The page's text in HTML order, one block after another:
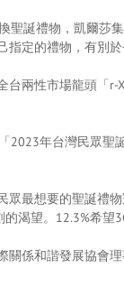
聖誕禮物，凱爾莎
定的禮物，有別
台兩性市場龍頭「
2023年台灣民眾
眾最想要的聖誕禮
渴望。12.3%希望
關係和諧發展協會